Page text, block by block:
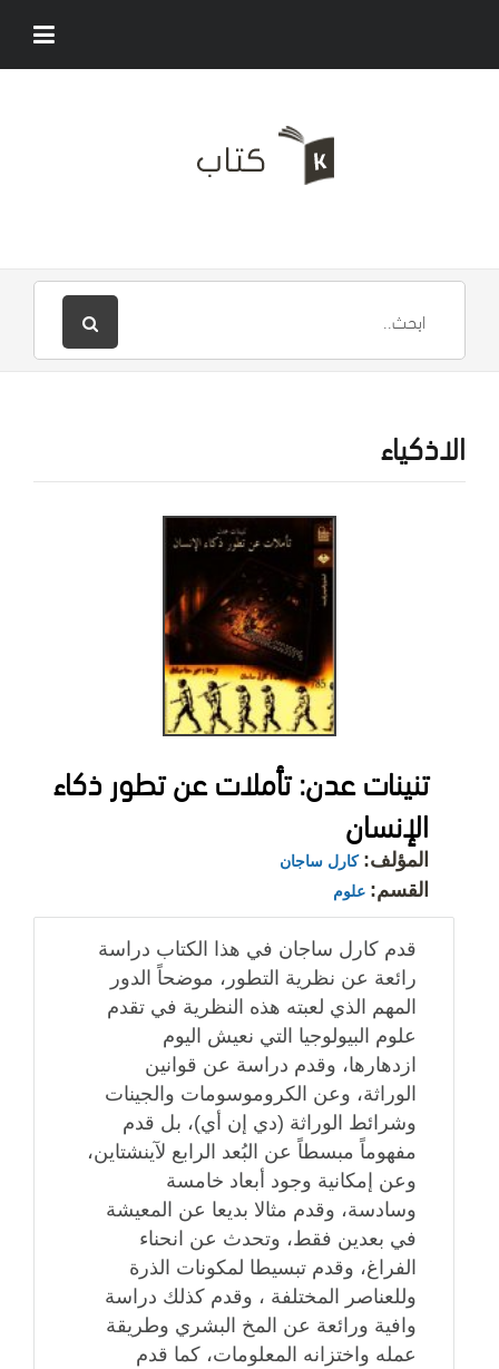
الاذكياء
تنينات عدن: تأملات عن تطور ذكاء
الإنسان
المؤلف: كارل ساجان
القسم: علوم
قدم كارل ساجان في هذا الكتاب دراسة
رائعة عن نظرية التطور، موضحاً الدور
المهم الذي لعبته هذه النظرية في تقدم
علوم البيولوجيا التي نعيش اليوم
ازدهارها، وقدم دراسة عن قوانين
الوراثة، وعن الكروموسومات والجينات
وشرائط الوراثة (دي إن أي)، بل قدم
مفهوماً مبسطاً عن البُعد الرابع لآينشتاين،
وعن إمكانية وجود أبعاد خامسة
وسادسة، وقدم مثالا بديعا عن المعيشة
في بعدين فقط، وتحدث عن انحناء
الفراغ، وقدم تبسيطا لمكونات الذرة
وللعناصر المختلفة ، وقدم كذلك دراسة
وافية ورائعة عن المخ البشري وطريقة
عمله واختزانه المعلومات، كما قدم